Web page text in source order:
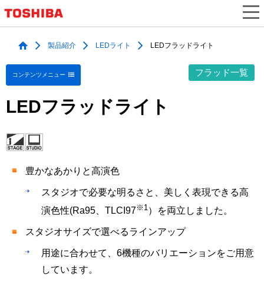
製品紹介 LEDライト LEDフラッドライト
コンテンツメニュー フラッド一覧
LEDフラッドライト
豊かなあかりと高演色
スタジオで必要な明るさと、美しく表現できる高
演色性(Ra95、TLCI97※1 ）を両立しました。
スタジオサイズで選べるラインアップ
用途に合わせて、6機種のバリエーションをご用意
しています。